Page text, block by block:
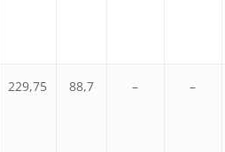
229,75 88,7 – –